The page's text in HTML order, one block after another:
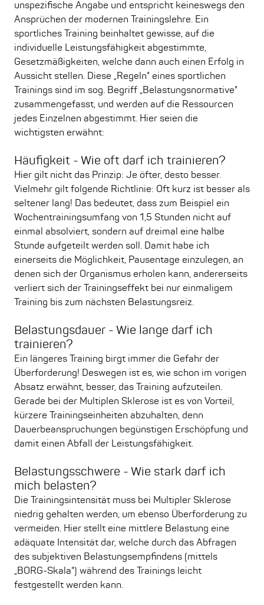
unspezifische Angabe und entspricht keineswegs den
Ansprüchen der modernen Trainingslehre. Ein
sportliches Training beinhaltet gewisse, auf die
individuelle Leistungsfähigkeit abgestimmte,
Gesetzmäßigkeiten, welche dann auch einen Erfolg in
Aussicht stellen. Diese „Regeln" eines sportlichen
Trainings sind im sog. Begriff „Belastungsnormative"
zusammengefasst, und werden auf die Ressourcen
jedes Einzelnen abgestimmt. Hier seien die
wichtigsten erwähnt:
Häufigkeit - Wie oft darf ich trainieren?
Hier gilt nicht das Prinzip: Je öfter, desto besser.
Vielmehr gilt folgende Richtlinie: Oft kurz ist besser als
seltener lang! Das bedeutet, dass zum Beispiel ein
Wochentrainingsumfang von 1,5 Stunden nicht auf
einmal absolviert, sondern auf dreimal eine halbe
Stunde aufgeteilt werden soll. Damit habe ich
einerseits die Möglichkeit, Pausentage einzulegen, an
denen sich der Organismus erholen kann, andererseits
verliert sich der Trainingseffekt bei nur einmaligem
Training bis zum nächsten Belastungsreiz.
Belastungsdauer - Wie lange darf ich
trainieren?
Ein längeres Training birgt immer die Gefahr der
Überforderung! Deswegen ist es, wie schon im vorigen
Absatz erwähnt, besser, das Training aufzuteilen.
Gerade bei der Multiplen Sklerose ist es von Vorteil,
kürzere Trainingseinheiten abzuhalten, denn
Dauerbeanspruchungen begünstigen Erschöpfung und
damit einen Abfall der Leistungsfähigkeit.
Belastungsschwere - Wie stark darf ich
mich belasten?
Die Trainingsintensität muss bei Multipler Sklerose
niedrig gehalten werden, um ebenso Überforderung zu
vermeiden. Hier stellt eine mittlere Belastung eine
adäquate Intensität dar, welche durch das Abfragen
des subjektiven Belastungsempfindens (mittels
„BORG-Skala") während des Trainings leicht
festgestellt werden kann.